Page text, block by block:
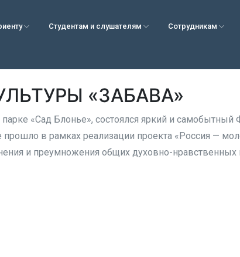
Студентам и слушателям Сотрудникам
«ЗАБАВА»
«Сад Блонье», состоялся яркий и самобытный
в рамках реализации проекта «Россия —
и преумножения общих духовно-нравственных